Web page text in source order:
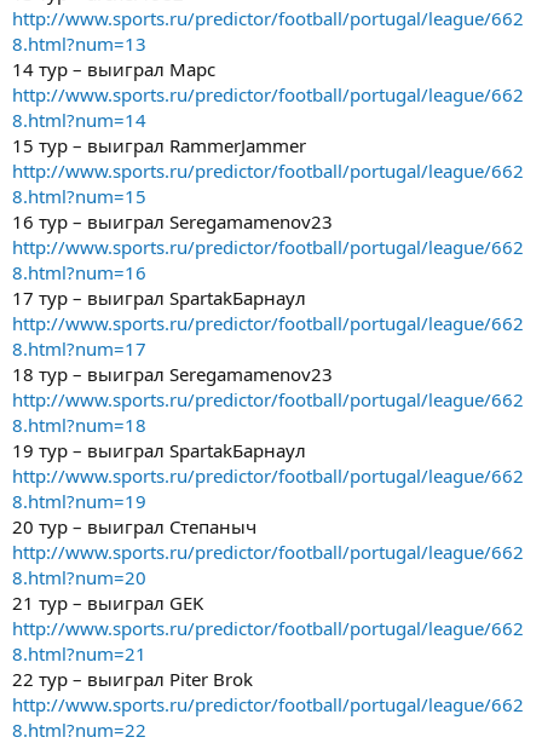
http://www.sports.ru/predictor/football/portugal/league/662
8.html?num=13
14 тур – выиграл Марс
http://www.sports.ru/predictor/football/portugal/league/662
8.html?num=14
15 тур – выиграл RammerJammer
http://www.sports.ru/predictor/football/portugal/league/662
8.html?num=15
16 тур – выиграл Seregamamenov23
http://www.sports.ru/predictor/football/portugal/league/662
8.html?num=16
17 тур – выиграл SpartakБарнаул
http://www.sports.ru/predictor/football/portugal/league/662
8.html?num=17
18 тур – выиграл Seregamamenov23
http://www.sports.ru/predictor/football/portugal/league/662
8.html?num=18
19 тур – выиграл SpartakБарнаул
http://www.sports.ru/predictor/football/portugal/league/662
8.html?num=19
20 тур – выиграл Степаныч
http://www.sports.ru/predictor/football/portugal/league/662
8.html?num=20
21 тур – выиграл GEK
http://www.sports.ru/predictor/football/portugal/league/662
8.html?num=21
22 тур – выиграл Piter Brok
http://www.sports.ru/predictor/football/portugal/league/662
8.html?num=22